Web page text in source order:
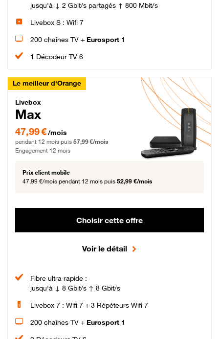
jusqu'à ↓ 2 Gbit/s partagés ↑ 800 Mbit/s
Livebox S : Wifi 7
200 chaînes TV + Eurosport 1
1 Décodeur TV 6
Le meilleur d'Orange
Livebox Max Fibre
Livebox
Max
47,99 € par mois pendant 12 mois puis 57,99 € par mois, Engagement 12 mois
47,99 €/mois
pendant 12 mois puis 57,99 €/mois
Engagement 12 mois
Prix client mobile
47,99 €/mois pendant 12 mois puis 52,99 €/mois
Choisir cette offre
Voir le détail
Fibre ultra rapide :
jusqu'à ↓ 8 Gbit/s ↑ 8 Gbit/s
Livebox 7 : Wifi 7 + 3 Répéteurs Wifi 7
200 chaînes TV + Eurosport 1